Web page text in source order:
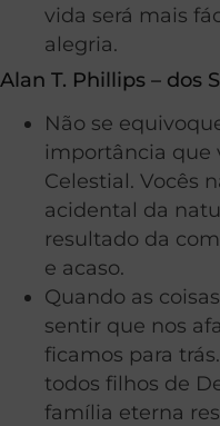
vida será mais
alegria.
Alan T. Phillips – dos
Não se
importância que
Celestial. Vocês
acidental da
resultado da
e acaso.
Quando as
sentir que nos
ficamos para
todos filhos de
família eterna